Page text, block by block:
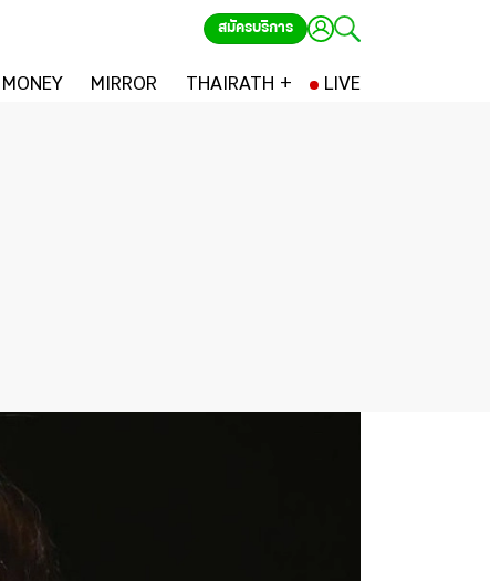
สมัครบริการ
MONEY MIRROR THAIRATH + LIVE